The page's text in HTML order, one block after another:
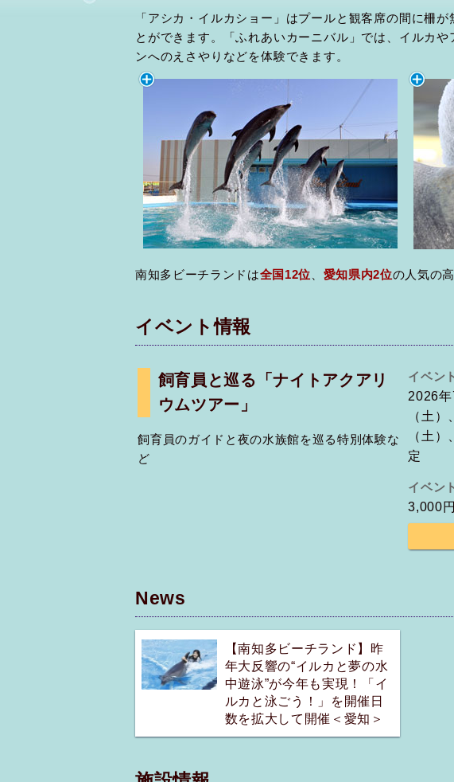
「アシカ・イルカショー」はプールと観客席の間に柵
とができます。「ふれあいカーニバル」では、イルカ
ンへのえさやりなどを体験できます。
南知多ビーチランドは全国12位 愛知県内2位の人気の
イベント情報
飼育員と巡る「ナイトアクアリ
ウムツアー」
飼育員のガイドと夜の水族館を巡る特別体験な
ど
イベン
2026
（土
（土
定
イベン
3,000
News
【南知多ビーチランド】昨
年大反響の“イルカと夢の水
中遊泳”が今年も実現！「イ
ルカと泳ごう！」を開催日
数を拡大して開催＜愛知＞